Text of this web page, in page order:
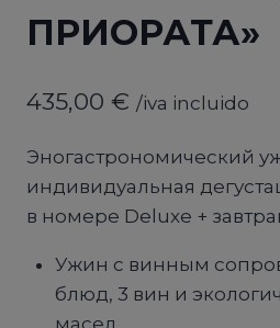
ПРИОРАТА»
435,00 € /iva incluido
Эногастрономический
индивидуальная
в номере Deluxe +
Ужин с винным
блюд, 3 вин и